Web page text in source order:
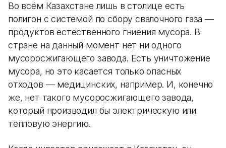
Во всём Казахстане лишь в столице есть
полигон с системой по сбору свалочного газа —
продуктов естественного гниения мусора. В
стране на данный момент нет ни одного
мусоросжигающего завода. Есть уничтожение
мусора, но это касается только опасных
отходов — медицинских, например. И, конечно
же, нет такого мусоросжигающего завода,
который производил бы электрическую или
тепловую энергию.